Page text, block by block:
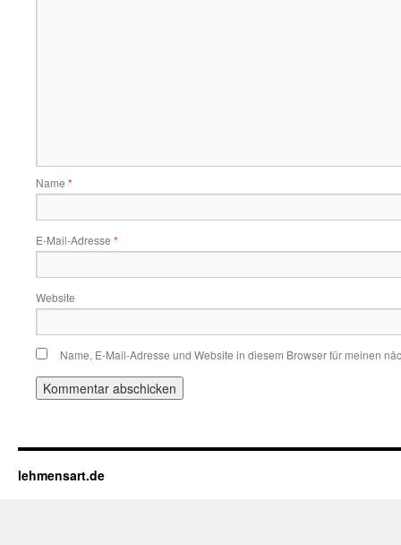
Name *
E-Mail-Adresse *
Website
Name, E-Mail-Adresse und Website in diesem Browser für meinen
lehmensart.de